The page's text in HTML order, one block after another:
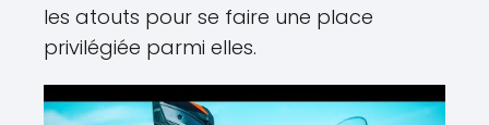
les atouts pour se faire une place
privilégiée parmi elles.